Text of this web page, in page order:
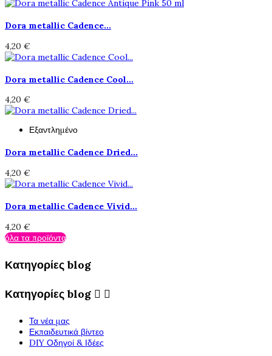
Dora metallic Cadence...
4,20 €
Dora metallic Cadence Cool...
4,20 €
Εξαντλημένο
Dora metallic Cadence Dried...
4,20 €
Dora metallic Cadence Vivid...
4,20 €
όλα τα προϊόντα
Κατηγορίες blog
Κατηγορίες blog  
Τα νέα μας
Εκπαιδευτικά βίντεο
DIY Οδηγοί & Ιδέες